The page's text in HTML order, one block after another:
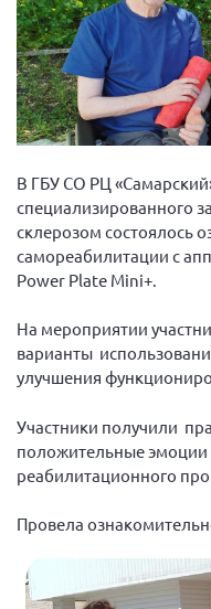
Первый вице-
Генеральный
Вице-президент
Вице-президент
Отдел
Вице-президент
Вице-президент
Вице-президент
Вице-президент
Конференция
Конференция
Конференция
В ГБУ СО РЦ
специализированного
склерозом состоялось
самореабилитации с
Power Plate Mini+.
На мероприятии
варианты
улучшения
Участники получили
положительные эмоции
реабилитационного
Провела